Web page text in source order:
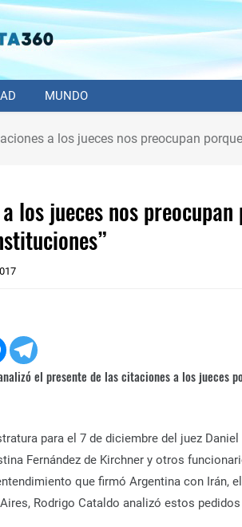
MUNDO
a los jueces nos preocupan
los jueces nos
el presente de las citaciones a los jueces
para el 7 de diciembre del juez
Fernández de Kirchner y otros
que firmó Argentina con Irán,
Rodrigo Cataldo analizó estos